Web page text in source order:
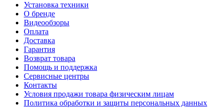
Установка техники
О бренде
Видеообзоры
Оплата
Доставка
Гарантия
Возврат товара
Помощь и поддержка
Сервисные центры
Контакты
Условия продажи товара физическим лицам
Политика обработки и защиты персональных данных